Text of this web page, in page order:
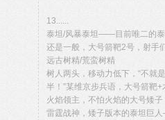
13......
泰坦/风暴泰坦——目前唯二的
还是一般，大号箭靶2号，射手
远古树精/荒蛮树精
树人两头，移动力低下，“不就
半！”某维京步兵语，大号箭靶+
火焰领主，不怕火焰的大号矮子
雷霆战神，矮子版本的泰坦巨